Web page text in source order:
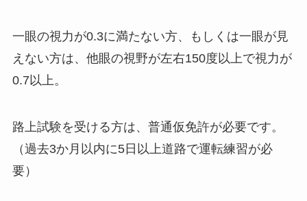
一眼の視力が0.3に満たない方、もしくは一眼が見
えない方は、他眼の視野が左右150度以上で視力が
0.7以上。
路上試験を受ける方は、普通仮免許が必要です。
（過去3か月以内に5日以上道路で運転練習が必
要）